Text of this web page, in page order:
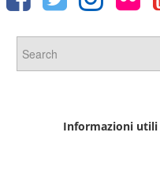
Informazioni utili